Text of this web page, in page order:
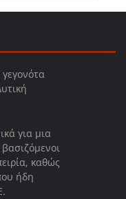
για μια
καθώς
ήδη